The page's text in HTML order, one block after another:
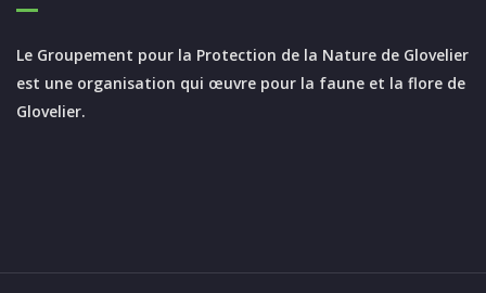
Le Groupement pour la Protection de la Nature de Glovelier
est une organisation qui œuvre pour la faune et la flore de
Glovelier.